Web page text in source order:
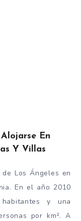
En
Y Villas
Los Ángeles en
En el año 2010
y una
por km². A